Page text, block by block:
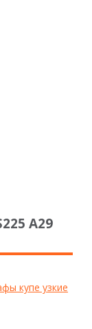
А29
купе узкие